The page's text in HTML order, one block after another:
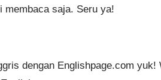
membaca saja. Seru ya!
dengan Englishpage.com